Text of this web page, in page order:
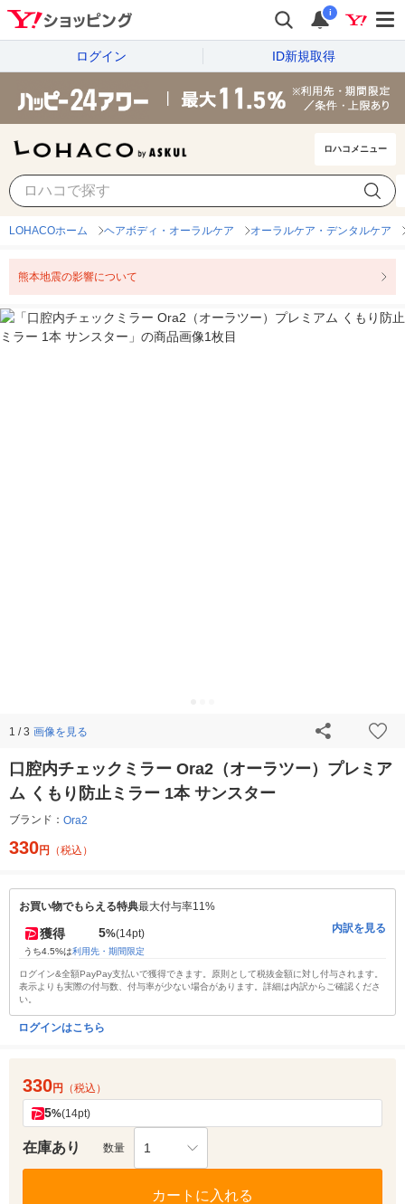
i
ログイン ID新規取得
ロハコメニュー
LOHACOホーム ヘアボディ・オーラルケア オーラルケア・デンタルケア
熊本地震の影響について
1 / 3 画像を見る
口腔内チェックミラー Ora2（オーラツー）プレミア
ム くもり防止ミラー 1本 サンスター
ブランド： Ora2
330円 （税込）
お買い物でもらえる特典最大付与率11%
獲得 5%(14pt)
うち4.5%は利用先・期間限定
内訳を見る
ログイン&全額PayPay支払いで獲得できます。原則として税抜金額に対し付与されます。
表示よりも実際の付与数、付与率が少ない場合があります。詳細は内訳からご確認くださ
い。
ログインはこちら
330円 （税込）
5%(14pt)
在庫あり 数量 1
カートに入れる